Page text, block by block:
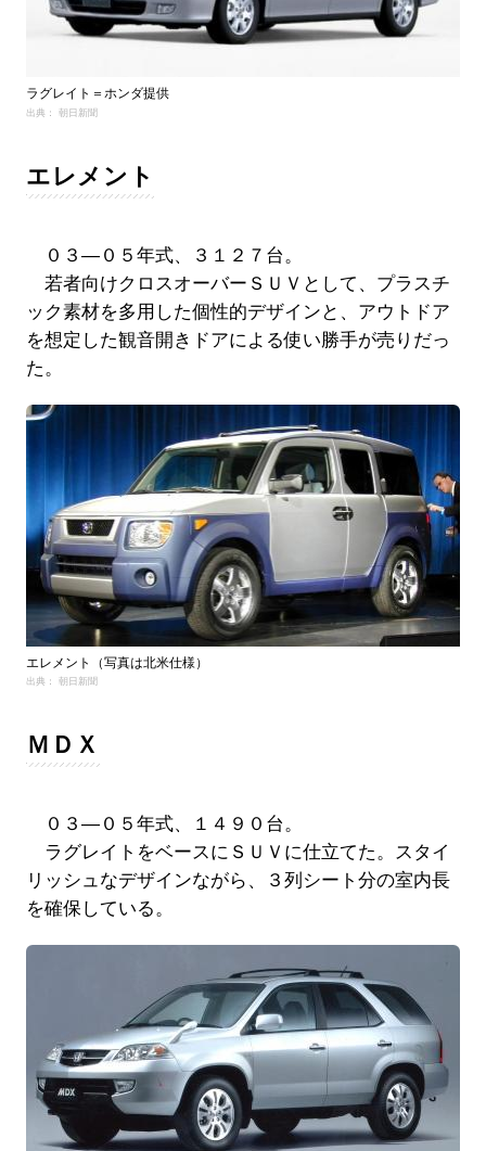
ラグレイト＝ホンダ提供
出典： 朝日新聞
エレメント
０３―０５年式、３１２７台。
若者向けクロスオーバーＳＵＶとして、プラスチ
ック素材を多用した個性的デザインと、アウトドア
を想定した観音開きドアによる使い勝手が売りだっ
た。
エレメント（写真は北米仕様）
出典： 朝日新聞
ＭＤＸ
０３―０５年式、１４９０台。
ラグレイトをベースにＳＵＶに仕立てた。スタイ
リッシュなデザインながら、３列シート分の室内長
を確保している。